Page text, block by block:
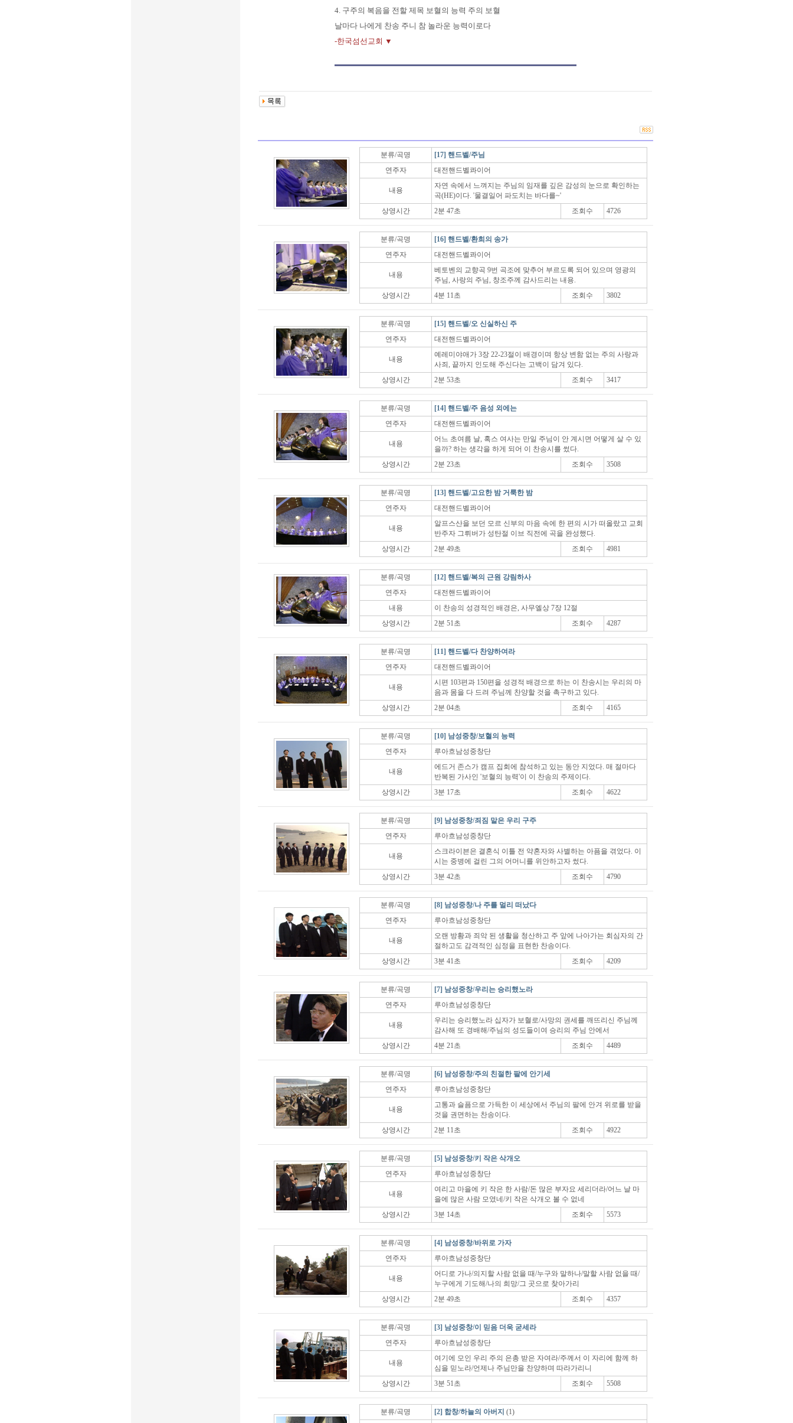
4. 구주의 복음을 전할 제목 보혈의 능력 주의 보혈
날마다 나에게 찬송 주니 참 놀라운 능력이로다
-한국섬선교회 ▼
분류/곡명
[17] 핸드벨/주님
연주자
대전핸드벨콰이어
내용
자연 속에서 느껴지는 주님의 임재를 깊은 감성의 눈으로 확인하는
곡(HE)이다. '물결일어 파도치는 바다를~'
상영시간
2분 47초 조회수 4726
분류/곡명
[16] 핸드벨/환희의 송가
연주자
대전핸드벨콰이어
내용
베토벤의 교향곡 9번 곡조에 맞추어 부르도록 되어 있으며 영광의
주님, 사랑의 주님, 창조주께 감사드리는 내용.
상영시간
4분 11초 조회수 3802
분류/곡명
[15] 핸드벨/오 신실하신 주
연주자
대전핸드벨콰이어
내용
예레미야애가 3장 22-23절이 배경이며 항상 변함 없는 주의 사랑과
사죄, 끝까지 인도해 주신다는 고백이 담겨 있다.
상영시간
2분 53초 조회수 3417
분류/곡명
[14] 핸드벨/주 음성 외에는
연주자
대전핸드벨콰이어
내용
어느 초여름 날, 혹스 여사는 만일 주님이 안 계시면 어떻게 살 수 있
을까? 하는 생각을 하게 되어 이 찬송시를 썼다.
상영시간
2분 23초 조회수 3508
분류/곡명
[13] 핸드벨/고요한 밤 거룩한 밤
연주자
대전핸드벨콰이어
내용
알프스산을 보던 모르 신부의 마음 속에 한 편의 시가 떠올랐고 교회
반주자 그뤼버가 성탄절 이브 직전에 곡을 완성했다.
상영시간
2분 49초 조회수 4981
분류/곡명
[12] 핸드벨/복의 근원 강림하사
연주자
대전핸드벨콰이어
내용
이 찬송의 성경적인 배경은, 사무엘상 7장 12절
상영시간
2분 51초 조회수 4287
분류/곡명
[11] 핸드벨/다 찬양하여라
연주자
대전핸드벨콰이어
내용
시편 103편과 150편을 성경적 배경으로 하는 이 찬송시는 우리의 마
음과 몸을 다 드려 주님께 찬양할 것을 촉구하고 있다.
상영시간
2분 04초 조회수 4165
분류/곡명
[10] 남성중창/보혈의 능력
연주자
루아흐남성중창단
내용
에드거 존스가 캠프 집회에 참석하고 있는 동안 지었다. 매 절마다
반복된 가사인 '보혈의 능력'이 이 찬송의 주제이다.
상영시간
3분 17초 조회수 4622
분류/곡명
[9] 남성중창/죄짐 맡은 우리 구주
연주자
루아흐남성중창단
내용
스크라이븐은 결혼식 이틀 전 약혼자와 사별하는 아픔을 겪었다. 이
시는 중병에 걸린 그의 어머니를 위안하고자 썼다.
상영시간
3분 42초 조회수 4790
분류/곡명
[8] 남성중창/나 주를 멀리 떠났다
연주자
루아흐남성중창단
내용
오랜 방황과 죄악 된 생활을 청산하고 주 앞에 나아가는 회심자의 간
절하고도 감격적인 심정을 표현한 찬송이다.
상영시간
3분 41초 조회수 4209
분류/곡명
[7] 남성중창/우리는 승리했노라
연주자
루아흐남성중창단
내용
우리는 승리했노라 십자가 보혈로/사망의 권세를 깨뜨리신 주님께
감사해 또 경배해/주님의 성도들이여 승리의 주님 안에서
상영시간
4분 21초 조회수 4489
분류/곡명
[6] 남성중창/주의 친절한 팔에 안기세
연주자
루아흐남성중창단
내용
고통과 슬픔으로 가득한 이 세상에서 주님의 팔에 안겨 위로를 받을
것을 권면하는 찬송이다.
상영시간
2분 11초 조회수 4922
분류/곡명
[5] 남성중창/키 작은 삭개오
연주자
루아흐남성중창단
내용
여리고 마을에 키 작은 한 사람/돈 많은 부자요 세리더라/어느 날 마
을에 많은 사람 모였네/키 작은 삭개오 볼 수 없네
상영시간
3분 14초 조회수 5573
분류/곡명
[4] 남성중창/바위로 가자
연주자
루아흐남성중창단
내용
어디로 가나/의지할 사람 없을 때/누구와 말하나/말할 사람 없을 때/
누구에게 기도해/나의 희망/그 곳으로 찾아가리
상영시간
2분 49초 조회수 4357
분류/곡명
[3] 남성중창/이 믿음 더욱 굳세라
연주자
루아흐남성중창단
내용
여기에 모인 우리 주의 은총 받은 자여라/주께서 이 자리에 함께 하
심을 믿노라/언제나 주님만을 찬양하며 따라가리니
상영시간
3분 51초 조회수 5508
분류/곡명 [2] 합창/하늘의 아버지 (1)